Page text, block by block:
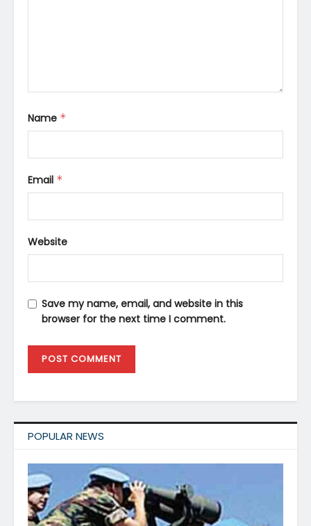
Name *
Email *
Website
Save my name, email, and website in this
browser for the next time I comment.
POPULAR NEWS